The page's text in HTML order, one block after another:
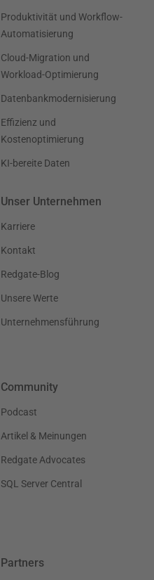
Produktivität und Workflow-
Automatisierung
Cloud-Migration und
Workload-Optimierung
Datenbankmodernisierung
Effizienz und
Kostenoptimierung
KI-bereite Daten
Unser Unternehmen
Karriere
Kontakt
Redgate-Blog
Unsere Werte
Unternehmensführung
Community
Podcast
Artikel & Meinungen
Redgate Advocates
SQL Server Central
Partners